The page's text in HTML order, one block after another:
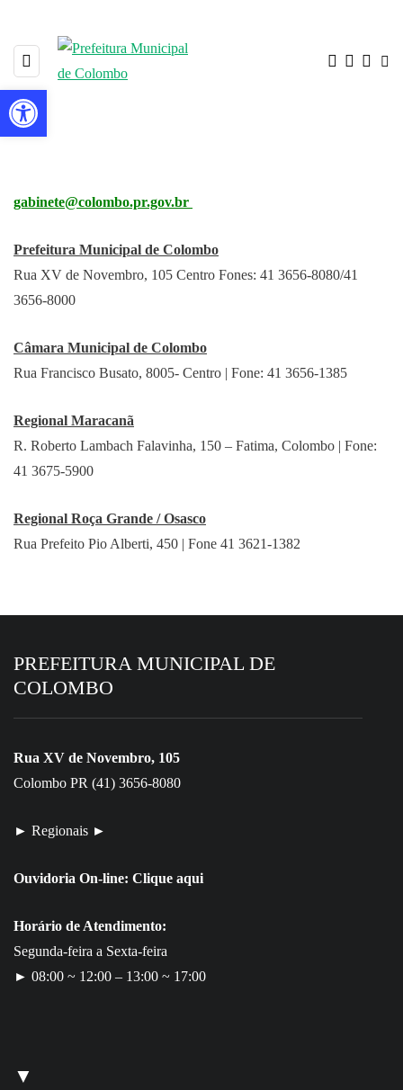
gabinete@colombo.pr.gov.br
Prefeitura Municipal de Colombo
Rua XV de Novembro, 105 Centro Fones: 41 3656-8080/41
3656-8000
Câmara Municipal de Colombo
Rua Francisco Busato, 8005- Centro | Fone: 41 3656-1385
Regional Maracanã
R. Roberto Lambach Falavinha, 150 – Fatima, Colombo | Fone:
41 3675-5900
Regional Roça Grande / Osasco
Rua Prefeito Pio Alberti, 450 | Fone 41 3621-1382
PREFEITURA MUNICIPAL DE
COLOMBO
Rua XV de Novembro, 105
Colombo PR (41) 3656-8080
► Regionais ►
Ouvidoria On-line: Clique aqui
Horário de Atendimento:
Segunda-feira a Sexta-feira
► 08:00 ~ 12:00 – 13:00 ~ 17:00
▼
Barra de Ferramentas Aberta